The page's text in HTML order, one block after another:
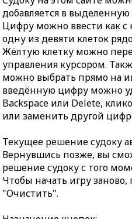
добавляется в
Цифру можно ввести как с
одну из девяти клеток
Жёлтую клетку можно
управления курсором.
можно выбрать прямо на
введённую цифру можно
Backspace или Delete,
или заменить другой
Текущее решение судоку
Вернувшись позже, вы
решение судоку с того
Чтобы начать игру
"Очистить".